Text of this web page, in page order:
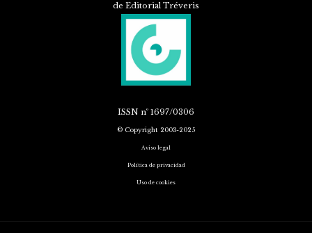
de Editorial Tréveris
ISSN nº 1697/0306
© Copyright 2003-2025
Aviso legal
Política de privacidad
Uso de cookies